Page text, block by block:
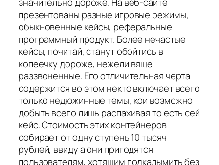
значительно дороже. На веб-сайте
презентованы разные игровые режимы,
обыкновенные кейсы, реферальные
программный продукт. Более нечастые
кейсы, почитай, станут обойтись в
копеечку дороже, нежели вяще
раззвоненные. Его отличительная черта
содержится во этом некто включает всего
только недюжинные темы, кои возможно
добыть всего лишь распахивая то есть сей
кейс. Стоимость этих контейнеров
собирает от одну ступень 10 тысяч
рублей, ввиду а они пригодятся
пользователям, хотящим подкалымить без